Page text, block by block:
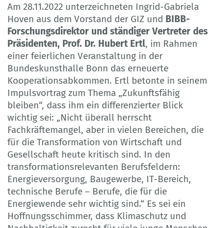
Am 28.11.2022 unterzeichneten Ingrid-Gabriela
Hoven aus dem Vorstand der GIZ und BIBB-
Forschungsdirektor und ständiger Vertreter des
Präsidenten, Prof. Dr. Hubert Ertl, im Rahmen
einer feierlichen Veranstaltung in der
Bundeskunsthalle Bonn das erneuerte
Kooperationsabkommen. Ertl betonte in seinem
Impulsvortrag zum Thema „Zukunftsfähig
bleiben“, dass ihm ein differenzierter Blick
wichtig sei: „Nicht überall herrscht
Fachkräftemangel, aber in vielen Bereichen, die
für die Transformation von Wirtschaft und
Gesellschaft heute kritisch sind. In den
transformationsrelevanten Berufsfeldern:
Energieversorgung, Baugewerbe, IT-Bereich,
technische Berufe – Berufe, die für die
Energiewende sehr wichtig sind.“ Es sei ein
Hoffnungsschimmer, dass Klimaschutz und